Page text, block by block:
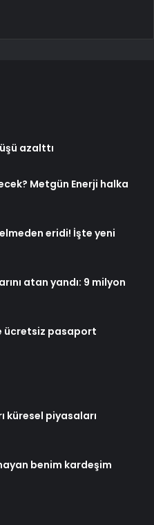
azalttı
Metgün Enerji halka
eridi! İşte yeni
atan yandı: 9 milyon
ücretsiz pasaport
küresel piyasaları
benim kardeşim